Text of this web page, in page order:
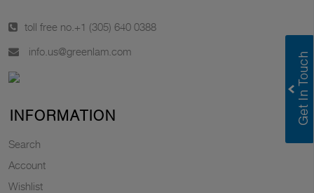
toll free no. +1 (305) 640 0388
info.us@greenlam.com
INFORMATION
Search
Account
Wishlist